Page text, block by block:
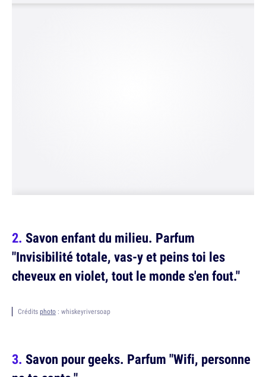
Savon enfant du milieu. Parfum
"Invisibilité totale, vas-y et peins toi les
cheveux en violet, tout le monde s'en fout."
Crédits photo : whiskeyriversoap
Savon pour geeks. Parfum "Wifi, personne